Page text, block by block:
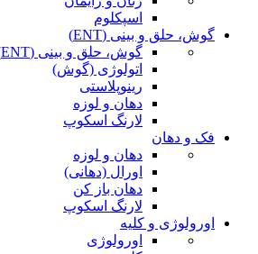
اسپکلوم
گوش، حلق و بینی (ENT)
گوش، حلق و بینی (ENT)
اتولوژی (گوش)
رینوپلاستی
دهان و لوزه
لارنگ اسکوپ
فک و دهان
دهان و لوزه
اورال (دهانی)
دهان باز کن
لارنگ اسکوپ
اورولوژی و کلیه
اورولوژی